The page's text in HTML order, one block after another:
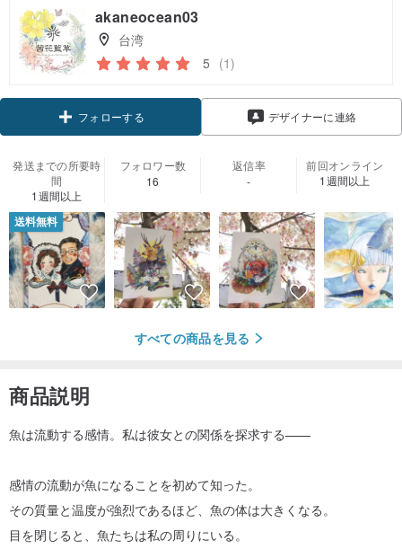
akaneocean03
台湾
5 (1)
フォローする デザイナーに連絡
発送までの所要時
間
1週間以上
フォロワー数
16
返信率
-
前回オンライン
1週間以上
送料無料
すべての商品を見る
商品説明
魚は流動する感情。私は彼女との関係を探求する——
感情の流動が魚になることを初めて知った。
その質量と温度が強烈であるほど、魚の体は大きくなる。
目を閉じると、魚たちは私の周りにいる。